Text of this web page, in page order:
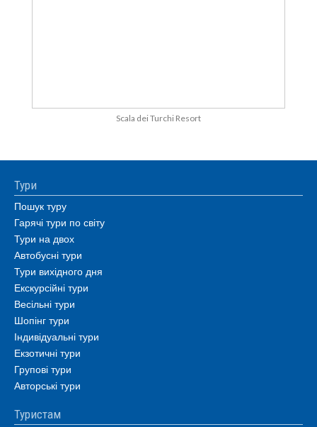
Scala dei Turchi Resort
Тури
Пошук туру
Гарячі тури по світу
Тури на двох
Автобусні тури
Тури вихідного дня
Екскурсійні тури
Весільні тури
Шопінг тури
Індивідуальні тури
Екзотичні тури
Групові тури
Авторські тури
Туристам